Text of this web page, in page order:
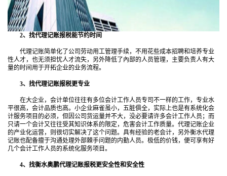
2、找代理记账报税能节约时间
代理记账简单化了公司劳动用工管理手续，不用花些成本招聘和培养专业
性人才，也无须担忧人才流失，另外降低了內部的人员管理，主要负责人有大
量的时间用于开拓企业的业务流程。
3、找代理记账报税更专业
在大企业，会计单位往往有多位会计工作人员专司不一样的工作，专业水
平很高，会计品质也高。小企业麻雀虽小，五脏俱全，实际上也是有系统化会
计服务项目的必须，但因公司货运量并不大，没必要请许多会计工作人员；而
只请一个会计又往往受其知识体系的限定，危害会计工作质量。代理记账企业
的产业化运营，则很切实解决了这个问题。具有经验的老会计，另外衡水代理
记账也配备擅于沟通处理外部棘手问题的内勤人员。极低的价钱，便可享有好
几个会计工作人员的系统化服务项目。
4、找衡水奥鹏代理记账报税更安全性和安全性